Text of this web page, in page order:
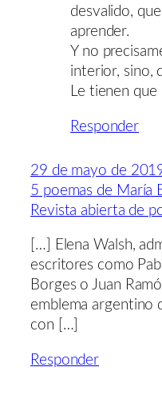
desvalido,
aprender.
Y no
interior, sino,
Le tienen que
Responder
29 de mayo de
5 poemas de María
Revista abierta de
[…] Elena Walsh,
escritores como
Borges o Juan
emblema argentino
con […]
Responder